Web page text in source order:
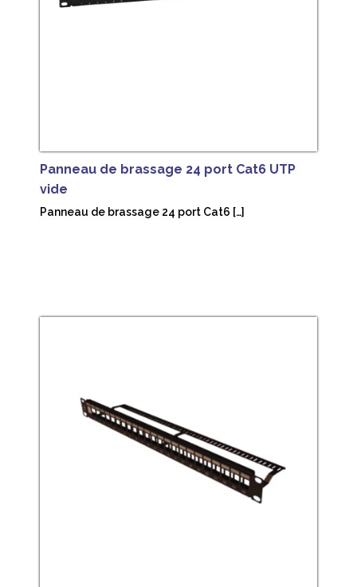
Panneau de brassage 24 port Cat6 UTP
vide
Panneau de brassage 24 port Cat6 […]